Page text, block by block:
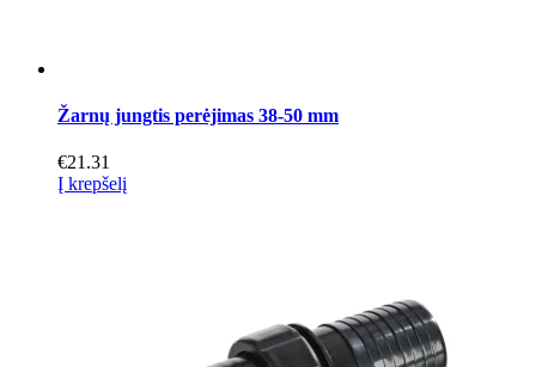
Žarnų jungtis perėjimas 38-50 mm
€21.31
Į krepšelį